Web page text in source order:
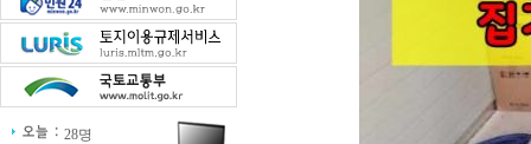
28명